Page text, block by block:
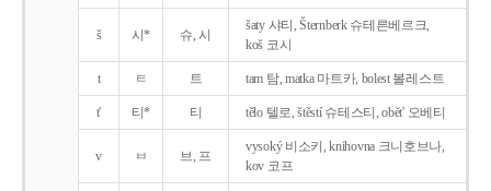
š 시* 슈, 시
šaty 샤티, Šternberk 슈테른베르크,
koš 코시
t ㅌ 트 tam 탐, matka 마트카, bolest 볼레스트
t' 티* 티 tělo 텔로, štěstí 슈테스티, obět' 오베티
v ㅂ 브, 프
vysoký 비소키, knihovna 크니호브나,
kov 코프